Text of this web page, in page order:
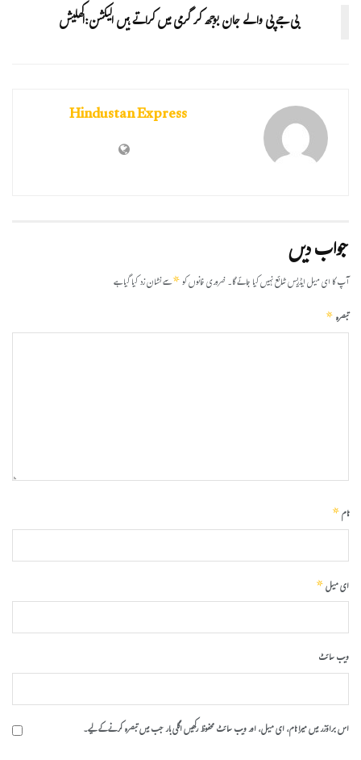
بی جے پی والے جان بوجھ کر گرمی میں کراتے ہیں الیکشن:اکھلیش
Hindustan Express
جواب دیں
آپ کا ای میل ایڈریس شائع نہیں کیا جائے گا۔ضروری خانوں کو*سے نشان زد کیا گیا ہے
تبصرہ*
نام*
ای میل*
ویب‌ سائٹ
اس براؤزر میں میرا نام، ای میل، اور ویب سائٹ محفوظ رکھیں اگلی بار جب میں تبصرہ کرنے کےلیے۔